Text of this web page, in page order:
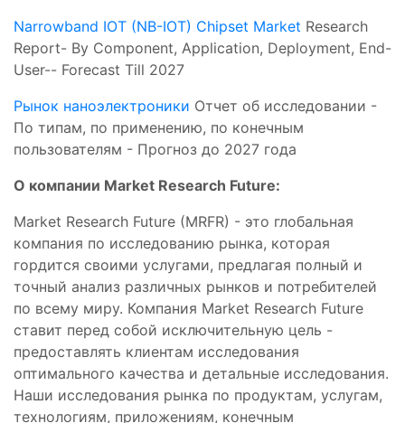
Narrowband IOT (NB-IOT) Chipset Market Research
Report- By Component, Application, Deployment, End-
User-- Forecast Till 2027
Рынок наноэлектроники Отчет об исследовании -
По типам, по применению, по конечным
пользователям - Прогноз до 2027 года
О компании Market Research Future:
Market Research Future (MRFR) - это глобальная
компания по исследованию рынка, которая
гордится своими услугами, предлагая полный и
точный анализ различных рынков и потребителей
по всему миру. Компания Market Research Future
ставит перед собой исключительную цель -
предоставлять клиентам исследования
оптимального качества и детальные исследования.
Наши исследования рынка по продуктам, услугам,
технологиям, приложениям, конечным